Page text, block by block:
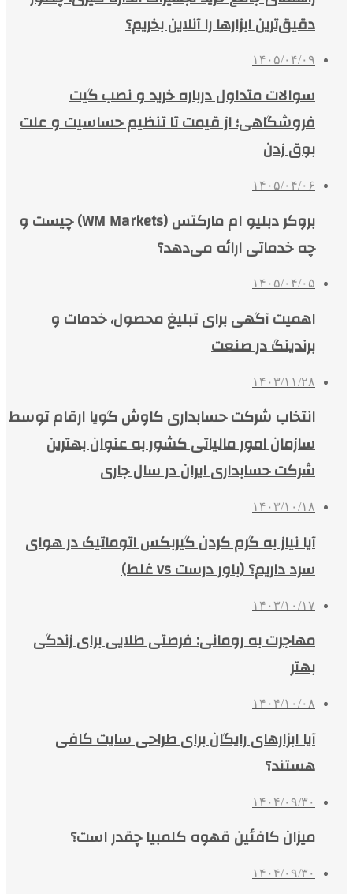
دقیق‌ترین ابزارها را آنلاین بخریم؟
۱۴۰۵/۰۴/۰۹
سوالات متداول درباره خرید و نصب گیت
فروشگاهی؛ از قیمت تا تنظیم حساسیت و علت
بوق زدن
۱۴۰۵/۰۴/۰۶
بروکر دبلیو ام مارکتس (WM Markets) چیست و
چه خدماتی ارائه می‌دهد؟
۱۴۰۵/۰۴/۰۵
اهمیت آگهی برای تبلیغ محصول، خدمات و
برندینگ در صنعت
۱۴۰۳/۱۱/۲۸
انتخاب شرکت حسابداری کاوش گویا ارقام توسط
سازمان امور مالیاتی کشور به عنوان بهترین
شرکت حسابداری ایران در سال جاری
۱۴۰۳/۱۰/۱۸
آیا نیاز به گرم کردن گیربکس اتوماتیک در هوای
سرد داریم؟ (باور درست vs غلط)
۱۴۰۳/۱۰/۱۷
مهاجرت به رومانی: فرصتی طلایی برای زندگی
بهتر
۱۴۰۴/۱۰/۰۸
آیا ابزارهای رایگان برای طراحی سایت کافی
هستند؟
۱۴۰۴/۰۹/۳۰
میزان کافئین قهوه کلمبیا چقدر است؟
۱۴۰۴/۰۹/۳۰